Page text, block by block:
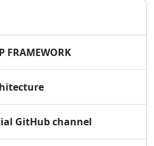
FRAMEWORK
GitHub channel